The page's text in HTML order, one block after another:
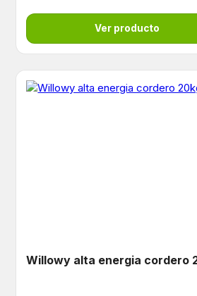
Ver producto
Willowy alta energia cordero